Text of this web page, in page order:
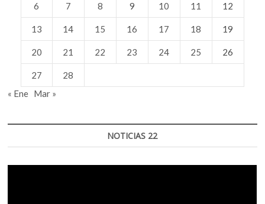
6 7 8 9 10 11 12
13 14 15 16 17 18 19
20 21 22 23 24 25 26
27
28
« Ene Mar »
NOTICIAS 22